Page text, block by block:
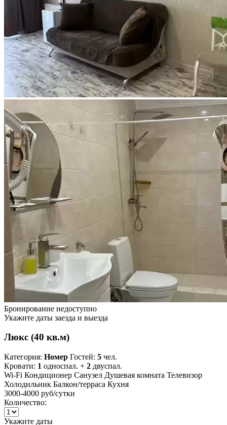
Бронирование недоступно
Укажите даты заезда и выезда
Люкс (40 кв.м)
Категория: Номер Гостей: 5 чел.
Кровати: 1 односпал. + 2 двуспал.
Wi-Fi Кондиционер Санузел Душевая комната Телевизор
Холодильник Балкон/терраса Кухня
3000-4000 руб/сутки
Количество:
Укажите даты